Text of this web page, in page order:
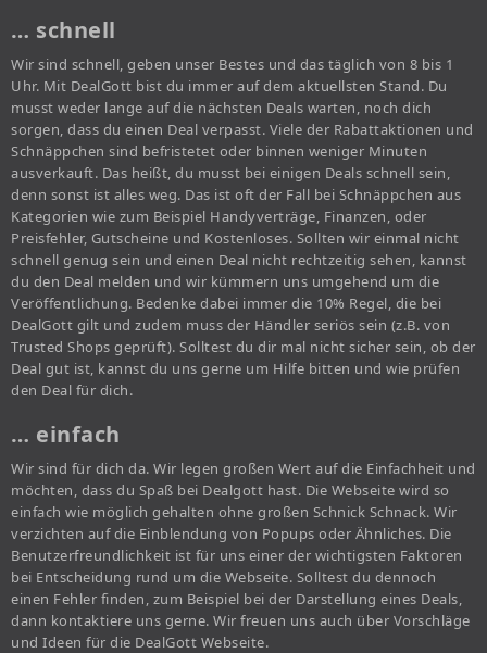
… schnell
Wir sind schnell, geben unser Bestes und das täglich von 8 bis 1
Uhr. Mit DealGott bist du immer auf dem aktuellsten Stand. Du
musst weder lange auf die nächsten Deals warten, noch dich
sorgen, dass du einen Deal verpasst. Viele der Rabattaktionen und
Schnäppchen sind befristetet oder binnen weniger Minuten
ausverkauft. Das heißt, du musst bei einigen Deals schnell sein,
denn sonst ist alles weg. Das ist oft der Fall bei Schnäppchen aus
Kategorien wie zum Beispiel Handyverträge, Finanzen, oder
Preisfehler, Gutscheine und Kostenloses. Sollten wir einmal nicht
schnell genug sein und einen Deal nicht rechtzeitig sehen, kannst
du den Deal melden und wir kümmern uns umgehend um die
Veröffentlichung. Bedenke dabei immer die 10% Regel, die bei
DealGott gilt und zudem muss der Händler seriös sein (z.B. von
Trusted Shops geprüft). Solltest du dir mal nicht sicher sein, ob der
Deal gut ist, kannst du uns gerne um Hilfe bitten und wie prüfen
den Deal für dich.
… einfach
Wir sind für dich da. Wir legen großen Wert auf die Einfachheit und
möchten, dass du Spaß bei Dealgott hast. Die Webseite wird so
einfach wie möglich gehalten ohne großen Schnick Schnack. Wir
verzichten auf die Einblendung von Popups oder Ähnliches. Die
Benutzerfreundlichkeit ist für uns einer der wichtigsten Faktoren
bei Entscheidung rund um die Webseite. Solltest du dennoch
einen Fehler finden, zum Beispiel bei der Darstellung eines Deals,
dann kontaktiere uns gerne. Wir freuen uns auch über Vorschläge
und Ideen für die DealGott Webseite.